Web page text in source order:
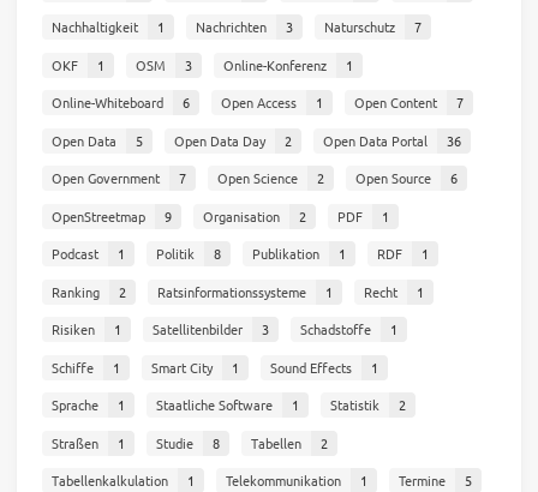
Nachhaltigkeit
1 Nachrichten 3 Naturschutz
7
OKF
1 OSM 3 Online-Konferenz
1
Online-Whiteboard
6 Open Access 1 Open Content
7
Open Data
5 Open Data Day 2 Open Data Portal
36
Open Government
7 Open Science 2 Open Source
6
OpenStreetmap
9 Organisation 2 PDF
1
Podcast
1 Politik 8 Publikation 1 RDF
1
Ranking
2 Ratsinformationssysteme 1 Recht
1
Risiken
1 Satellitenbilder 3 Schadstoffe
1
Schiffe
1 Smart City 1 Sound Effects
1
Sprache
1 Staatliche Software 1 Statistik
2
Straßen
1 Studie 8 Tabellen
2
Tabellenkalkulation
1 Telekommunikation 1 Termine
5